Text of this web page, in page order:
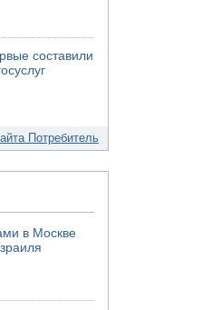
составили
Потребитель
в Москве